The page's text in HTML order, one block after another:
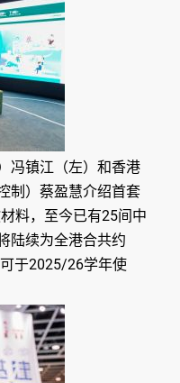
冯镇江（左）和香港
制）蔡盈慧介绍首套
料，至今已有25间中
陆续为全港合共约
于2025/26学年使